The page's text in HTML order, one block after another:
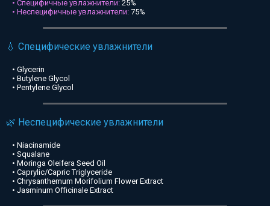
• Специфичные увлажнители: 25%
• Неспецифичные увлажнители: 75%
💧 Специфические увлажнители
• Glycerin
• Butylene Glycol
• Pentylene Glycol
🌿 Неспецифические увлажнители
• Niacinamide
• Squalane
• Moringa Oleifera Seed Oil
• Caprylic/Capric Triglyceride
• Chrysanthemum Morifolium Flower Extract
• Jasminum Officinale Extract